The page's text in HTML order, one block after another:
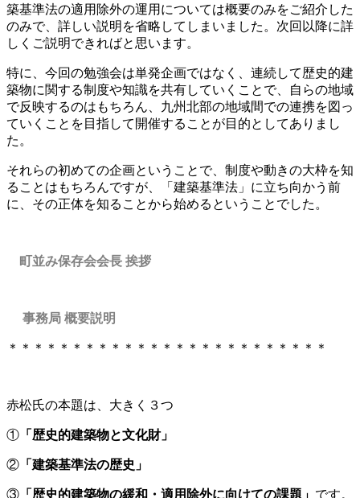
築基準法の適用除外の運用については概要のみをご紹介した
のみで、詳しい説明を省略してしまいました。次回以降に詳
しくご説明できればと思います。
特に、今回の勉強会は単発企画ではなく、連続して歴史的建
築物に関する制度や知識を共有していくことで、自らの地域
で反映するのはもちろん、九州北部の地域間での連携を図っ
ていくことを目指して開催することが目的としてありまし
た。
それらの初めての企画ということで、制度や動きの大枠を知
ることはもちろんですが、「建築基準法」に立ち向かう前
に、その正体を知ることから始めるということでした。
町並み保存会会長 挨拶
事務局 概要説明
＊＊＊＊＊＊＊＊＊＊＊＊＊＊＊＊＊＊＊＊＊＊＊＊＊
赤松氏の本題は、大きく３つ
① 「歴史的建築物と文化財」
② 「建築基準法の歴史」
③ 「歴史的建築物の緩和・適用除外に向けての課題」 です。